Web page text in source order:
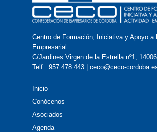
Centro de Formación, Iniciativa y Apoyo a
Empresarial
C/Jardines Virgen de la Estrella nº1,
Telf.: 957 478 443 | ceco@ceco-
Inicio
Conócenos
Asociados
Agenda